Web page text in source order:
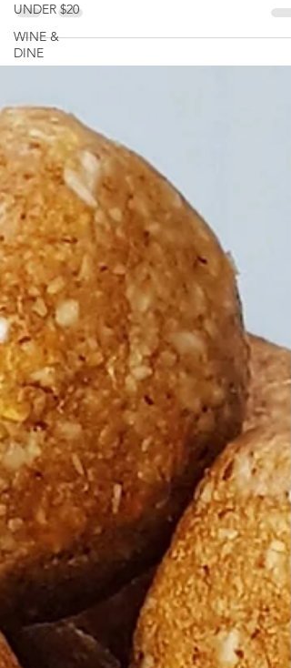
UNDER $20
WINE &
DINE
(hon sover nu mycket bättre men vaknar...